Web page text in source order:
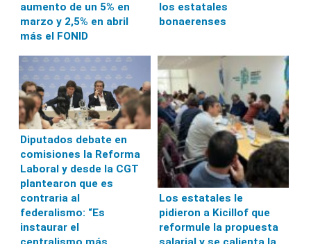
aumento de un 5% en
marzo y 2,5% en abril
más el FONID
los estatales
bonaerenses
Diputados debate en
comisiones la Reforma
Laboral y desde la CGT
plantearon que es
contraria al
federalismo: “Es
instaurar el
Los estatales le
pidieron a Kicillof que
reformule la propuesta